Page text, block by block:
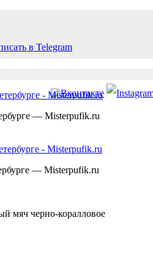
— Misterpufik.ru
— Misterpufik.ru
мяч черно-коралловое